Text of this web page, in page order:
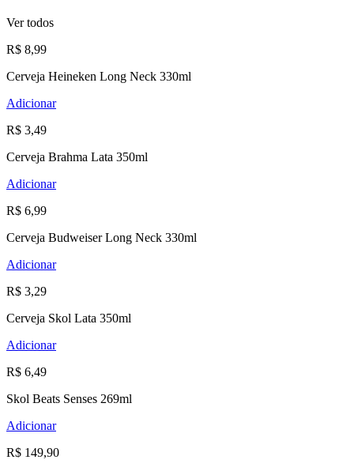
Ver todos
R$ 8,99
Cerveja Heineken Long Neck 330ml
Adicionar
R$ 3,49
Cerveja Brahma Lata 350ml
Adicionar
R$ 6,99
Cerveja Budweiser Long Neck 330ml
Adicionar
R$ 3,29
Cerveja Skol Lata 350ml
Adicionar
R$ 6,49
Skol Beats Senses 269ml
Adicionar
R$ 149,90